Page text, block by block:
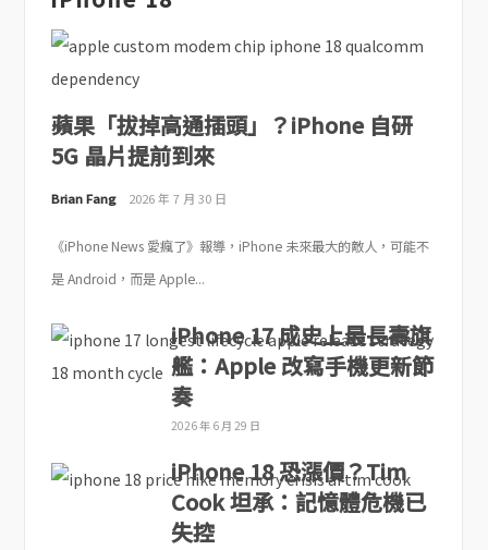
蘋果「拔掉高通插頭」？iPhone 自研
5G 晶片提前到來
Brian Fang 2026 年 7 月 30 日
《iPhone News 愛瘋了》報導，iPhone 未來最大的敵人，可能不
是 Android，而是 Apple...
iPhone 17 成史上最長壽旗
艦：Apple 改寫手機更新節
奏
2026 年 6 月 29 日
iPhone 18 恐漲價？Tim
Cook 坦承：記憶體危機已
失控